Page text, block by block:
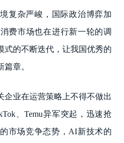
复杂严峻，国际政治博弈加
费市场也在进行新一轮的调
式的不断迭代，让我国优秀的
章。
企业在运营策略上不得不做出
、Temu异军突起，迅速抢
市场竞争态势，AI新技术的